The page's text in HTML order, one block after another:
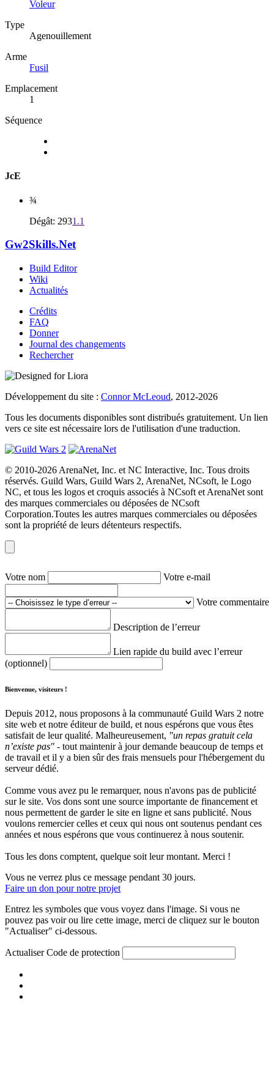
Voleur
Type
Agenouillement
Arme
Fusil
Emplacement
1
Séquence
JcE
¾
Dégât: 2931.1
Gw2Skills.Net
Build Editor
Wiki
Actualités
Crédits
FAQ
Donner
Journal des changements
Rechercher
Développement du site : Connor McLeoud, 2012-2026
Tous les documents disponibles sont distribués gratuitement. Un lien
vers ce site est nécessaire lors de l'utilisation d'une traduction.
© 2010-2026 ArenaNet, Inc. et NC Interactive, Inc. Tous droits
réservés. Guild Wars, Guild Wars 2, ArenaNet, NCsoft, le Logo
NC, et tous les logos et croquis associés à NCsoft et ArenaNet sont
des marques commerciales ou déposées de NCsoft
Corporation.Toutes les autres marques commerciales ou déposées
sont la propriété de leurs détenteurs respectifs.
Votre nom Votre e-mail
Votre commentaire
Description de l’erreur
Lien rapide du build avec l’erreur
(optionnel)
Bienvenue, visiteurs !
Depuis 2012, nous proposons à la communauté Guild Wars 2 notre
site web et notre éditeur de build, et nous espérons que vous êtes
satisfait de leur qualité. Malheureusement, "un repas gratuit cela
n’existe pas" - tout maintenir à jour demande beaucoup de temps et
de travail et il y a bien sûr des frais mensuels pour l'hébergement du
serveur dédié.
Comme vous avez pu le remarquer, nous n'avons pas de publicité
sur le site. Vos dons sont une source importante de financement et
nous permettent de garder le site en ligne et sans publicité. Nous
voulons remercier celles et ceux qui nous ont soutenus pendant ces
années et nous espérons que vous continuerez à nous soutenir.
Tous les dons comptent, quelque soit leur montant. Merci !
Vous ne verrez plus ce message pendant 30 jours.
Faire un don pour notre projet
Entrez les symboles que vous voyez dans l'image. Si vous ne
pouvez pas voir ou lire cette image, merci de cliquez sur le bouton
"Actualiser" ci-dessous.
Actualiser Code de protection